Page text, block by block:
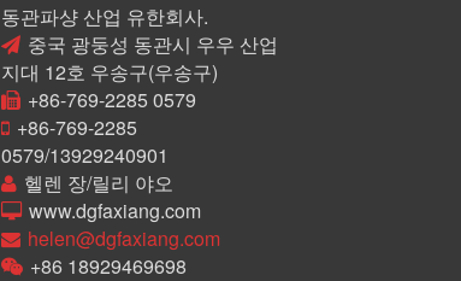
동관파샹 산업 유한회사.
중국 광둥성 동관시 우우 산업
지대 12호 우송구(우송구)
+86-769-2285 0579
+86-769-2285
0579/13929240901
헬렌 장/릴리 야오
www.dgfaxiang.com
helen@dgfaxiang.com
+86 18929469698